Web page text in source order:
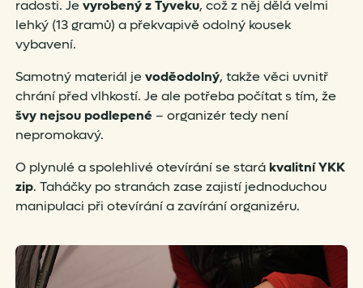
radosti. Jevyrobený z Tyveku, což z něj dělá velmi
lehký (13 gramů) a překvapivě odolný kousek
vybavení.
Samotný materiál jevoděodolný, takže věci uvnitř
chrání před vlhkostí. Je ale potřeba počítat s tím, že
švy nejsou podlepené – organizér tedy není
nepromokavý.
O plynulé a spolehlivé otevírání se stará kvalitní YKK
zip. Taháčky po stranách zase zajistí jednoduchou
manipulaci při otevírání a zavírání organizéru.